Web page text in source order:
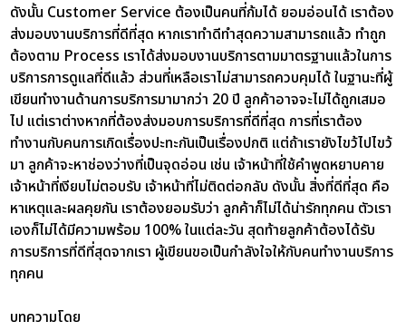
ดังนั้น Customer Service ต้องเป็นคนที่ก้มได้ ยอมอ่อนได้ เราต้อง
ส่งมอบงานบริการที่ดีที่สุด หากเราทำดีทำสุดความสามารถแล้ว ทำถูก
ต้องตาม Process เราได้ส่งมอบงานบริการตามมาตรฐานแล้วในการ
บริการการดูแลที่ดีแล้ว ส่วนที่เหลือเราไม่สามารถควบคุมได้ ในฐานะที่ผู้
เขียนทำงานด้านการบริการมามากว่า 20 ปี ลูกค้าอาจจะไม่ได้ถูกเสมอ
ไป แต่เราต่างหากที่ต้องส่งมอบการบริการที่ดีที่สุด การที่เราต้อง
ทำงานกับคนการเกิดเรื่องปะทะกันเป็นเรื่องปกติ แต่ถ้าเรายังไขว้ไปไขว้
มา ลูกค้าจะหาช่องว่างที่เป็นจุดอ่อน เช่น เจ้าหน้าที่ใช้คำพูดหยาบคาย
เจ้าหน้าที่เงียบไม่ตอบรับ เจ้าหน้าที่ไม่ติดต่อกลับ ดังนั้น สิ่งที่ดีที่สุด คือ
หาเหตุและผลคุยกัน เราต้องยอมรับว่า ลูกค้าก็ไม่ได้น่ารักทุกคน ตัวเรา
เองก็ไม่ได้มีความพร้อม 100% ในแต่ละวัน สุดท้ายลูกค้าต้องได้รับ
การบริการที่ดีที่สุดจากเรา ผู้เขียนขอเป็นกำลังใจให้กับคนทำงานบริการ
ทุกคน
บทความโดย